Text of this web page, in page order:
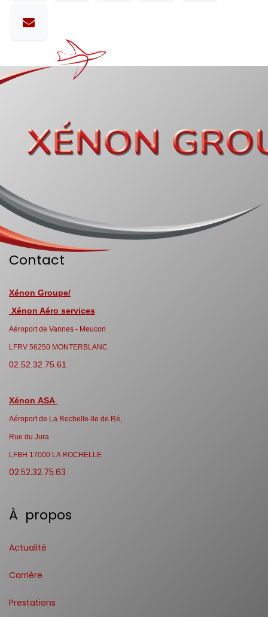
Contact
Xénon Groupe/
Xénon Aéro services
Aéroport de Vannes - Meucon
LFRV 56250 MONTERBLANC
02.52.32.75.61
Xénon ASA
Aéroport de La Rochelle-Ile de Ré,
Rue du Jura
LFBH 17000 LA ROCHELLE
02.52.32.75.63
À propos
Actualité
Carrière
Prestations